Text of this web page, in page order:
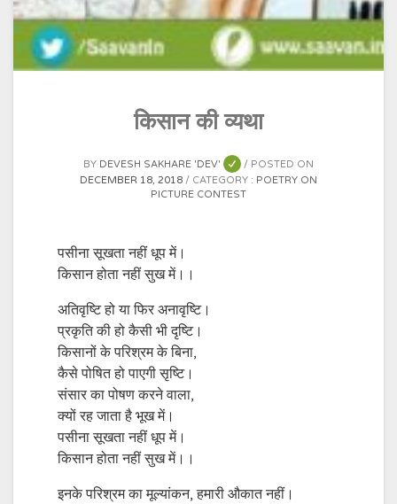
किसान की व्यथा
BY DEVESH SAKHARE 'DEV'
POSTED ON
DECEMBER 18, 2018
CATEGORY : POETRY ON
PICTURE CONTEST
पसीना सूखता नहीं धूप में।
किसान होता नहीं सुख में।।
अतिवृष्टि हो या फिर अनावृष्टि।
प्रकृति की हो कैसी भी दृष्टि।
किसानों के परिश्रम के बिना,
कैसे पोषित हो पाएगी सृष्टि।
संसार का पोषण करने वाला,
क्यों रह जाता है भूख में।
पसीना सूखता नहीं धूप में।
किसान होता नहीं सुख में।।
इनके परिश्रम का मूल्यांकन, हमारी औकात नहीं।